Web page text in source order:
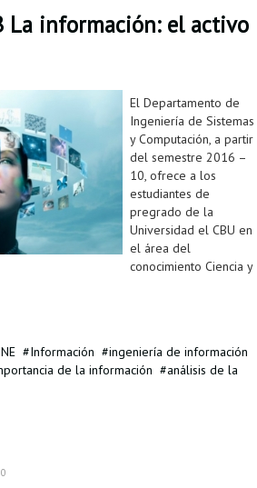
La información: el activo
El Departamento de
Ingeniería de Sistemas
y Computación, a partir
del semestre 2016 –
10, ofrece a los
estudiantes de
pregrado de la
Universidad el CBU en
el área del
conocimiento Ciencia y
Información
ingeniería de información
de la información
análisis de la